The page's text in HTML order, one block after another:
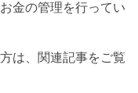
金の管理を行ってい
は、関連記事をご覧